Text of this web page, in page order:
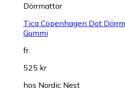
Dörrmattor
Tica Copenhagen Dot
Gummi
fr.
525 kr
hos Nordic Nest